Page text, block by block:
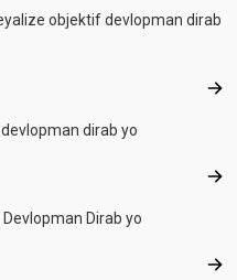
objektif devlopman dirab
dirab yo
Aji
Dirab yo